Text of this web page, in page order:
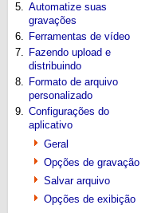
5. Automatize suas
gravações
6. Ferramentas de vídeo
7. Fazendo upload e
distribuindo
8. Formato de arquivo
personalizado
9. Configurações do
aplicativo
Geral
Opções de gravação
Salvar arquivo
Opções de exibição